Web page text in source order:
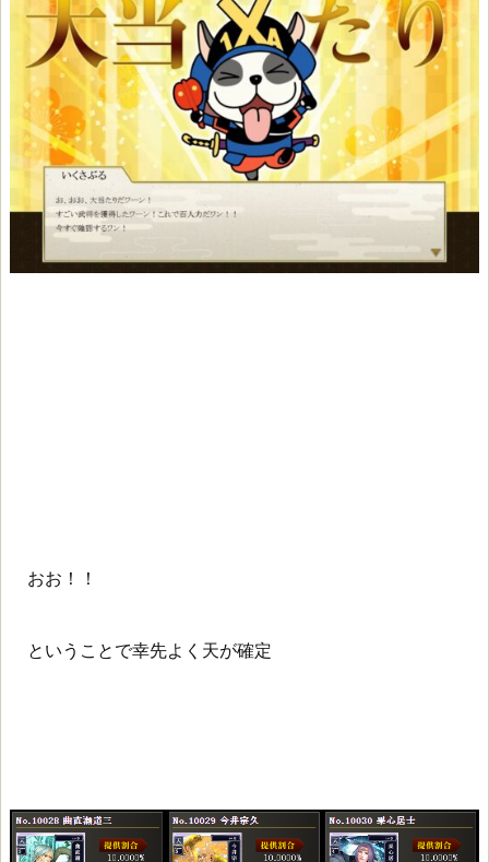
おお！！
ということで幸先よく天が確定